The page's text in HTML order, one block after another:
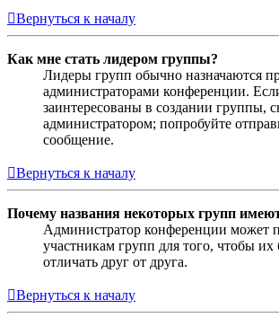
Вернуться к началу
Как мне стать лидером группы?
Лидеры групп обычно назначаются
администраторами конференции.
заинтересованы в создании группы,
администратором; попробуйте
сообщение.
Вернуться к началу
Почему названия некоторых групп
Администратор конференции может
участникам групп для того, чтобы
отличать друг от друга.
Вернуться к началу